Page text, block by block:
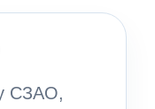
СЗАО,